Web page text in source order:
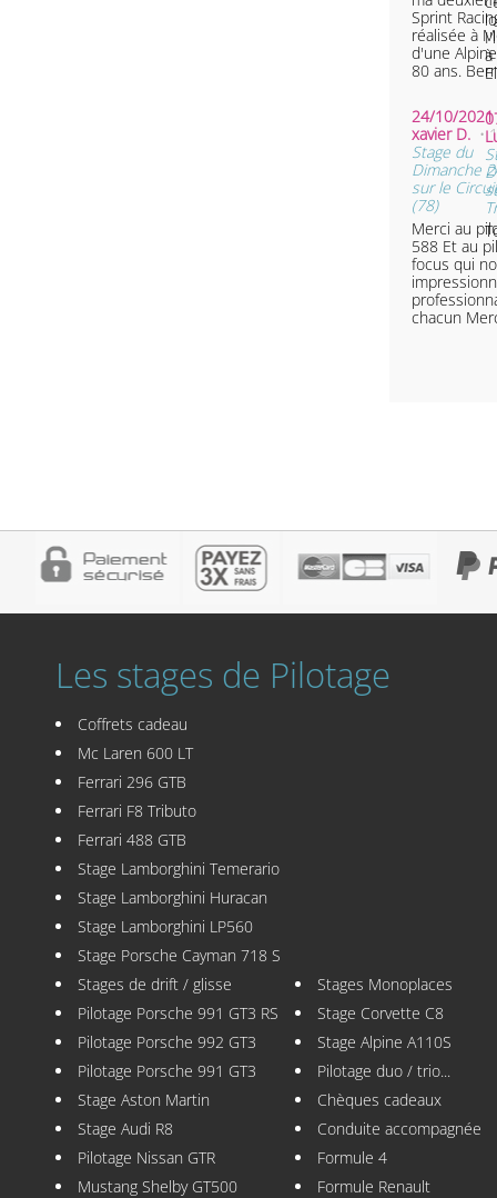
Sprint
réalisée à
d'une
80
24/10/2021
xavier D. •
Stage du
Dimanche
sur le
(78)
Merci au
588 Et au pilote de la Ford
focus qui
impressionné
chacun
à
Les stages de Pilotage
Coffrets cadeau
Mc Laren 600 LT
Ferrari 296 GTB
Ferrari F8 Tributo
Ferrari 488 GTB
Stage Lamborghini Temerario
Stage Lamborghini Huracan
Stage Lamborghini LP560
Stage Porsche Cayman 718 S
Stages de drift / glisse
Pilotage Porsche 991 GT3 RS
Pilotage Porsche 992 GT3
Pilotage Porsche 991 GT3
Stage Aston Martin
Stage Audi R8
Pilotage Nissan GTR
Mustang Shelby GT500
Stages Monoplaces
Stage Corvette C8
Stage Alpine A110S
Pilotage duo / trio...
Chèques cadeaux
Conduite accompagnée
Formule 4
Formule Renault